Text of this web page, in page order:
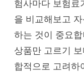
험사마다 보험료
을 비교해보고
하는 것이 중요
상품만 고르기
합적으로 고려하